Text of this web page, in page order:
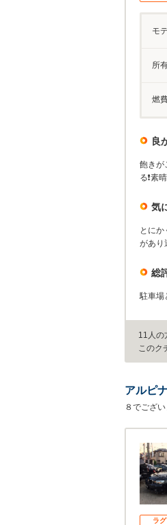
モ
所
燃
良
飽きが
る❗素
気
とに
があり
総
駐車場
11人の
このク
アルピ
８でござ
ラ